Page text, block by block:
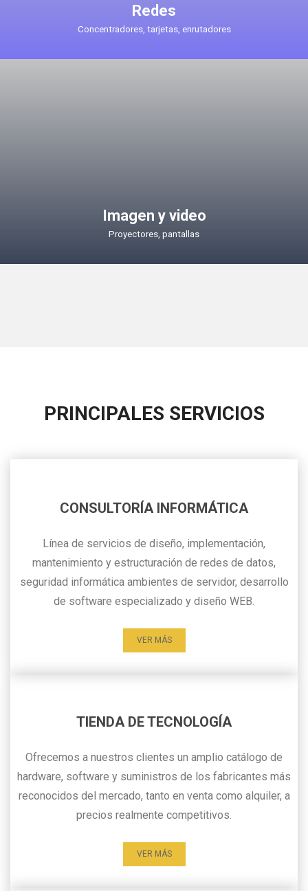
Redes
Concentradores, tarjetas, enrutadores
Imagen y video
Proyectores, pantallas
PRINCIPALES SERVICIOS
CONSULTORÍA INFORMÁTICA
Línea de servicios de diseño, implementación,
mantenimiento y estructuración de redes de datos,
seguridad informática ambientes de servidor, desarrollo
de software especializado y diseño WEB.
VER MÁS
TIENDA DE TECNOLOGÍA
Ofrecemos a nuestros clientes un amplio catálogo de
hardware, software y suministros de los fabricantes más
reconocidos del mercado, tanto en venta como alquiler, a
precios realmente competitivos.
VER MÁS